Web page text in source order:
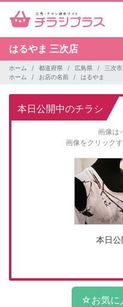
はるやま 三次店
ホーム 都道府県 広島県
三次市
ホーム
お店の名前 はるやま
本日公開中のチラシ
画像は
画像をクリック
本日